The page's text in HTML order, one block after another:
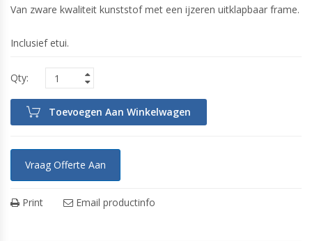
Van zware kwaliteit kunststof met een ijzeren uitklapbaar frame.
Inclusief etui.
Toevoegen Aan Winkelwagen
Vraag Offerte Aan
Print Email productinfo